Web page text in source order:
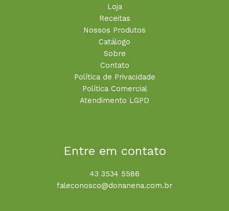
Loja
Receitas
Nossos Produtos
Catálogo
Sobre
Contato
Política de Privacidade
Política Comercial
Atendimento LGPD
Entre em contato
43 3534 5586
faleconosco@donanena.com.br